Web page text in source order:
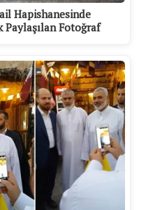
Hapishanesinde
Fotoğraf